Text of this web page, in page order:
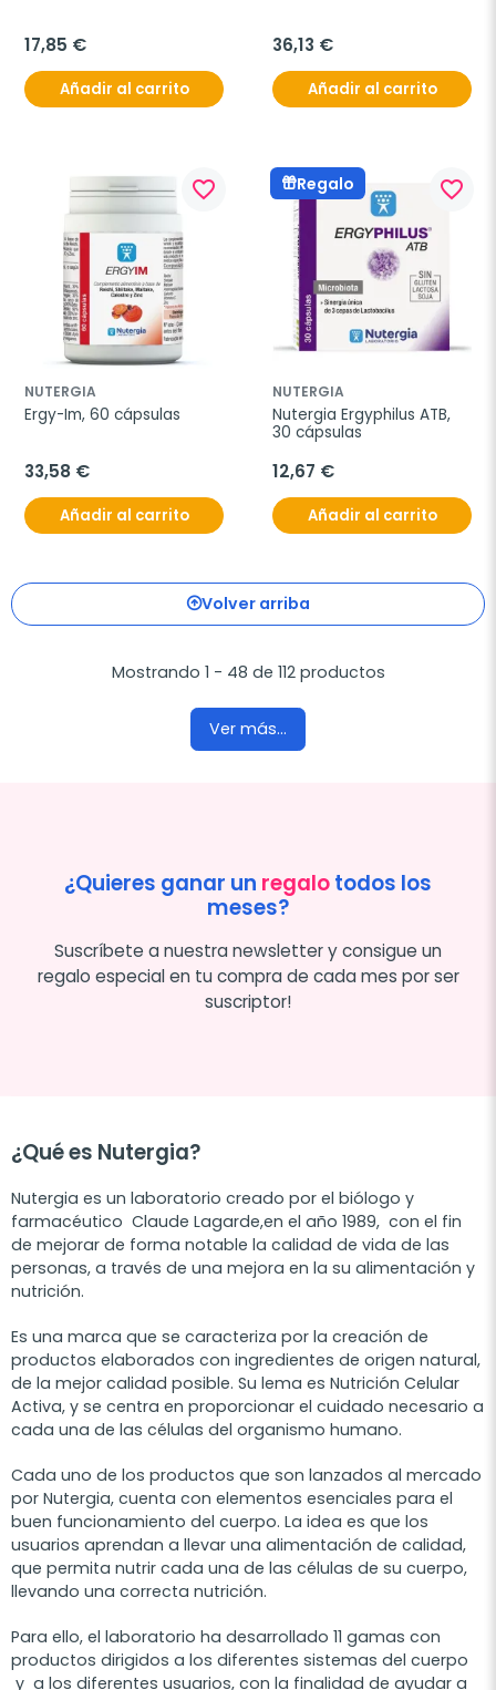
17,85 €
Añadir al carrito
36,13 €
Añadir al carrito
favorite_border
NUTERGIA
Ergy-Im, 60 cápsulas
33,58 €
Añadir al carrito
Regalo favorite_border
NUTERGIA
Nutergia Ergyphilus ATB,
30 cápsulas
12,67 €
Añadir al carrito
Volver arriba
Mostrando 1 - 48 de 112 productos
Ver más...
¿Quieres ganar un regalotodos los
meses?
Suscríbete a nuestra newsletter y consigue un
regalo especial en tu compra de cada mes por ser
suscriptor!
¿Qué es Nutergia?
Nutergia es un laboratorio creado por el biólogo y
farmacéutico Claude Lagarde,en el año 1989, con el fin
de mejorar de forma notable la calidad de vida de las
personas, a través de una mejora en la su alimentación y
nutrición.
Es una marca que se caracteriza por la creación de
productos elaborados con ingredientes de origen natural,
de la mejor calidad posible. Su lema es Nutrición Celular
Activa, y se centra en proporcionar el cuidado necesario a
cada una de las células del organismo humano.
Cada uno de los productos que son lanzados al mercado
por Nutergia, cuenta con elementos esenciales para el
buen funcionamiento del cuerpo. La idea es que los
usuarios aprendan a llevar una alimentación de calidad,
que permita nutrir cada una de las células de su cuerpo,
llevando una correcta nutrición.
Para ello, el laboratorio ha desarrollado 11 gamas con
productos dirigidos a los diferentes sistemas del cuerpo
y a los diferentes usuarios, con la finalidad de ayudar a